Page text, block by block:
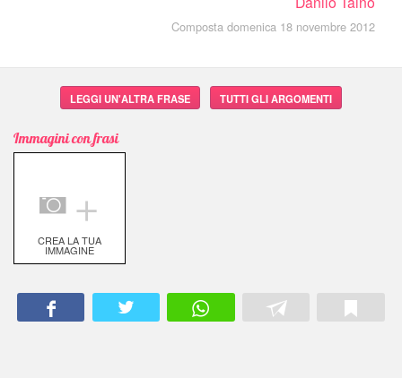
Composta domenica 18 novembre 2012
LEGGI UN'ALTRA FRASE TUTTI GLI ARGOMENTI
Immagini con frasi
＋
CREA LA TUA
IMMAGINE